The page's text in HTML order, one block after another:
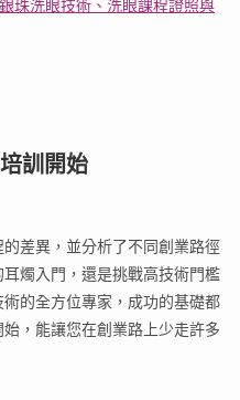
珠洗眼技術、洗眼課程證照與
訓開始
差異，並分析了不同創業路徑
燭入門，還是挑戰高技術門檻
的全方位專家，成功的基礎都
，能讓您在創業路上少走許多